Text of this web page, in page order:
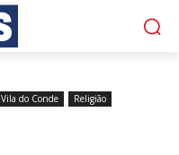
Vila do Conde
Religião